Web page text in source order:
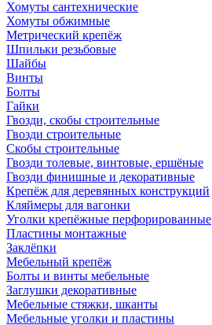
Хомуты сантехнические
Хомуты обжимные
Метрический крепёж
Шпильки резьбовые
Шайбы
Винты
Болты
Гайки
Гвозди, скобы строительные
Гвозди строительные
Скобы строительные
Гвозди толевые, винтовые, ершёные
Гвозди финишные и декоративные
Крепёж для деревянных конструкций
Кляймеры для вагонки
Уголки крепёжные перфорированные
Пластины монтажные
Заклёпки
Мебельный крепёж
Болты и винты мебельные
Заглушки декоративные
Мебельные стяжки, шканты
Мебельные уголки и пластины